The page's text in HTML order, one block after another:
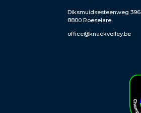
Diksmuidsesteenweg 396
8800 Roeselare
office@knackvolley.be